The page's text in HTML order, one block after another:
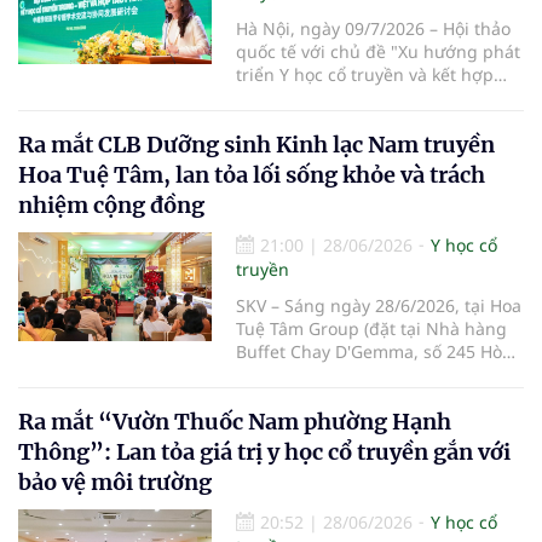
Hà Nội, ngày 09/7/2026 – Hội thảo
quốc tế với chủ đề "Xu hướng phát
triển Y học cổ truyền và kết hợp
– Dược Phenikaa. Sự kiện do Đại
học Phenikaa tổ chức, quy tụ gần
500 đại biểu là đại diện các cơ
viện cùng đông đảo chuyên gia,
nhà khoa học, bác sĩ và giảng viên
hàng đầu trong nước và quốc tế.
Ra mắt CLB Dưỡng sinh Kinh lạc Nam truyền
Hoa Tuệ Tâm, lan tỏa lối sống khỏe và trách
nhiệm cộng đồng
21:00 | 28/06/2026
Y học cổ
truyền
SKV – Sáng ngày 28/6/2026, tại Hoa
Tuệ Tâm Group (đặt tại Nhà hàng
Buffet Chay D'Gemma, số 245 Hòa
khám Dr. Khỏe đã phối hợp tổ chức
Lễ ra mắt CLB Dưỡng sinh Kinh lạc
Nam truyền Hoa Tuệ Tâm với chủ
trị", thu hút hơn 40 đại biểu, khách
mời cùng đông đảo chuyên gia,
Ra mắt “Vườn Thuốc Nam phường Hạnh
Thông”: Lan tỏa giá trị y học cổ truyền gắn với
bảo vệ môi trường
20:52 | 28/06/2026
Y học cổ